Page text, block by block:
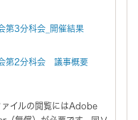
第3分科会_開催結果
第2分科会 議事概要
ァイルの閲覧にはAdobe